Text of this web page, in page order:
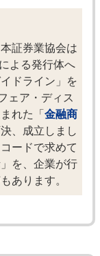
証券業協会は
よる発行体へ
ドライン」を
ェア・ディス
れた「金融商
、成立しまし
ードで求めて
を、企業が行
あります。